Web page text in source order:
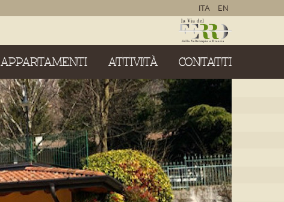
ITA EN
APPARTAMENTI ATTIVITÀ CONTATTI